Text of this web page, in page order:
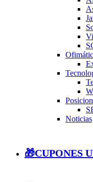
Noticias
🎁CUPONES